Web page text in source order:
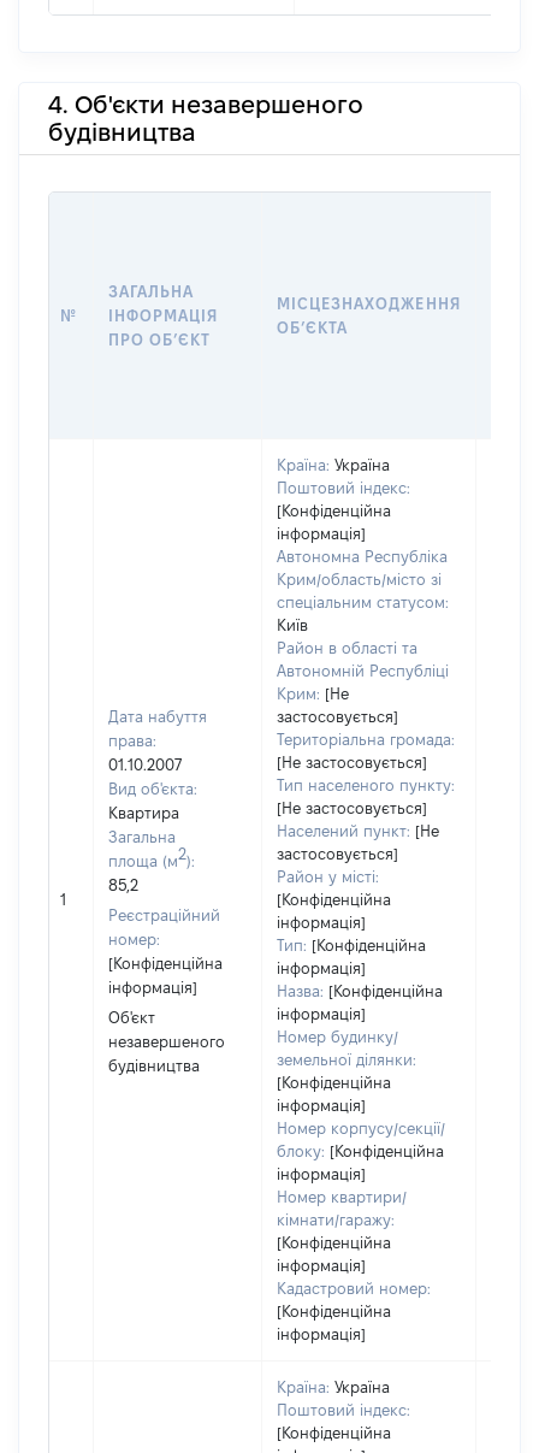
4. Об'єкти незавершеного
будівництва
№
ЗАГАЛЬНА
ІНФОРМАЦІЯ
ПРО ОБʼЄКТ
МІСЦЕЗНАХОДЖЕННЯ
ОБʼЄКТА
1
Дата набуття
права:
01.10.2007
Вид об'єкта:
Квартира
Загальна
площа (м2):
85,2
Реєстраційний
номер:
[Конфіденційна
інформація]
Об'єкт
незавершеного
будівництва
Країна: Україна
Поштовий індекс:
[Конфіденційна
інформація]
Автономна Республіка
Крим/область/місто зі
спеціальним статусом:
Київ
Район в області та
Автономній Республіці
Крим: [Не
застосовується]
Територіальна громада:
[Не застосовується]
Тип населеного пункту:
[Не застосовується]
Населений пункт: [Не
застосовується]
Район у місті:
[Конфіденційна
інформація]
Тип: [Конфіденційна
інформація]
Назва: [Конфіденційна
інформація]
Номер будинку/
земельної ділянки:
[Конфіденційна
інформація]
Номер корпусу/секції/
блоку: [Конфіденційна
інформація]
Номер квартири/
кімнати/гаражу:
[Конфіденційна
інформація]
Кадастровий номер:
[Конфіденційна
інформація]
Країна: Україна
Поштовий індекс:
[Конфіденційна